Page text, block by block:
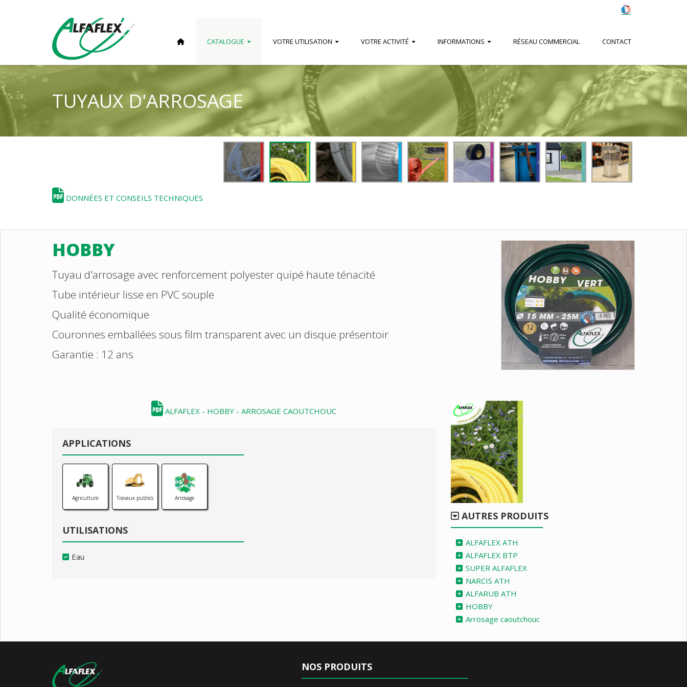
CATALOGUE VOTRE UTILISATION VOTRE ACTIVITÉ INFORMATIONS RÉSEAU COMMERCIAL CONTACT
TUYAUX D'ARROSAGE
DONNÉES ET CONSEILS TECHNIQUES
HOBBY
Tuyau d'arrosage avec renforcement polyester quipé haute ténacité
Tube intérieur lisse en PVC souple
Qualité économique
Couronnes emballées sous film transparent avec un disque présentoir
Garantie : 12 ans
ALFAFLEX - HOBBY - ARROSAGE CAOUTCHOUC
APPLICATIONS
Agriculture Travaux publics Arrosage
UTILISATIONS
Eau
AUTRES PRODUITS
ALFAFLEX ATH
ALFAFLEX BTP
SUPER ALFAFLEX
NARCIS ATH
ALFARUB ATH
HOBBY
Arrosage caoutchouc
NOS PRODUITS